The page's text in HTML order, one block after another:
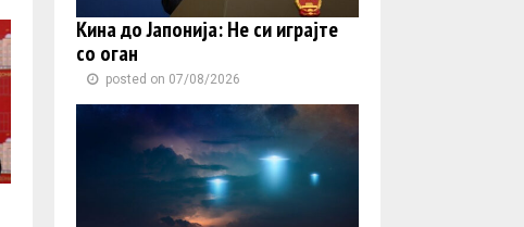
Кина до Јапонија: Не си играјте
со оган
posted on 07/08/2026